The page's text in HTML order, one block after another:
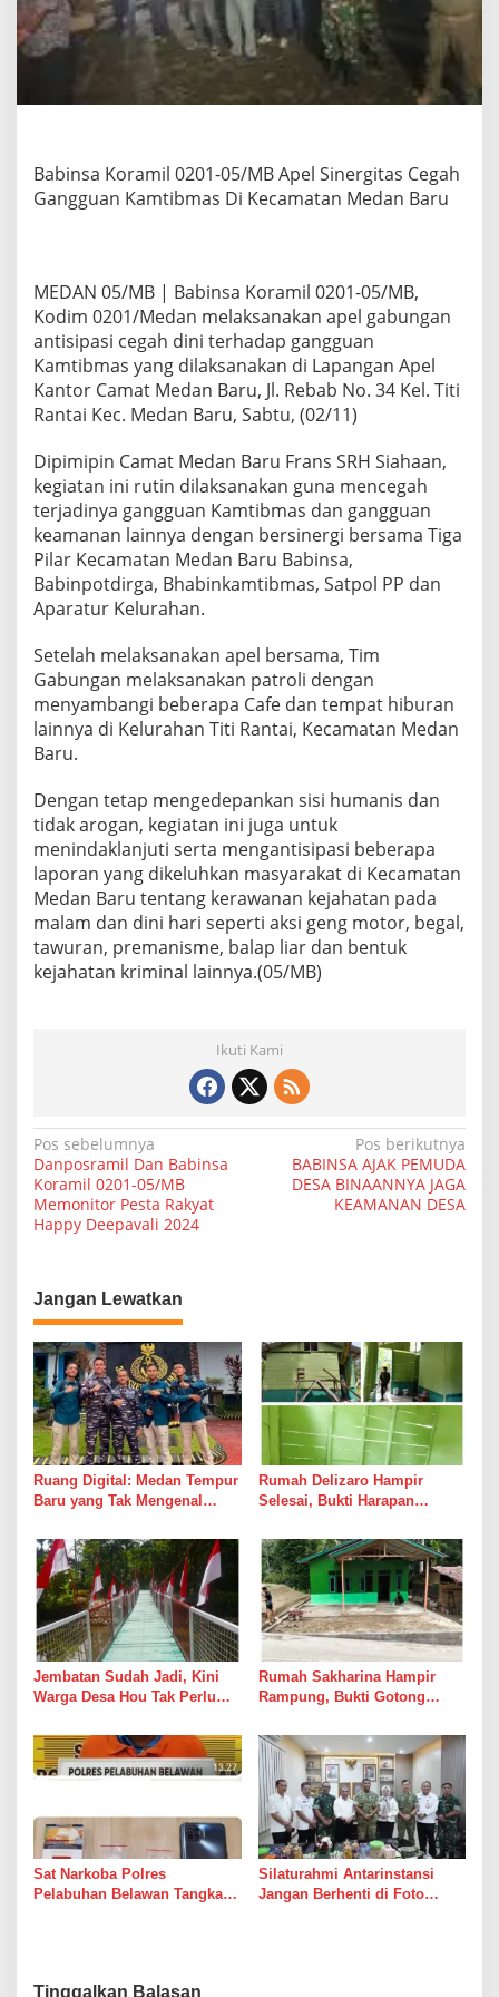
5
/
M
B
A
l
S
i
g
i
t
a
s
C
e
a
h
G
a
n
g
g
u
a
K
a
m
t
i
a
s
D
i
K
e
a
m
d
n
B
a
r
u
Babinsa Koramil 0201-05/MB Apel Sinergitas Cegah
Gangguan Kamtibmas Di Kecamatan Medan Baru
MEDAN 05/MB | Babinsa Koramil 0201-05/MB,
Kodim 0201/Medan melaksanakan apel gabungan
antisipasi cegah dini terhadap gangguan
Kamtibmas yang dilaksanakan di Lapangan Apel
Kantor Camat Medan Baru, Jl. Rebab No. 34 Kel. Titi
Rantai Kec. Medan Baru, Sabtu, (02/11)
Dipimipin Camat Medan Baru Frans SRH Siahaan,
kegiatan ini rutin dilaksanakan guna mencegah
terjadinya gangguan Kamtibmas dan gangguan
keamanan lainnya dengan bersinergi bersama Tiga
Pilar Kecamatan Medan Baru Babinsa,
Babinpotdirga, Bhabinkamtibmas, Satpol PP dan
Aparatur Kelurahan.
Setelah melaksanakan apel bersama, Tim
Gabungan melaksanakan patroli dengan
menyambangi beberapa Cafe dan tempat hiburan
lainnya di Kelurahan Titi Rantai, Kecamatan Medan
Baru.
Dengan tetap mengedepankan sisi humanis dan
tidak arogan, kegiatan ini juga untuk
menindaklanjuti serta mengantisipasi beberapa
laporan yang dikeluhkan masyarakat di Kecamatan
Medan Baru tentang kerawanan kejahatan pada
malam dan dini hari seperti aksi geng motor, begal,
tawuran, premanisme, balap liar dan bentuk
kejahatan kriminal lainnya.(05/MB)
Ikuti Kami
N
a
v
a
s
i
p
o
s
Pos sebelumnya
Danposramil Dan Babinsa
Koramil 0201-05/MB
Memonitor Pesta Rakyat
Happy Deepavali 2024
Pos berikutnya
BABINSA AJAK PEMUDA
DESA BINAANNYA JAGA
KEAMANAN DESA
Jangan Lewatkan
Ruang Digital: Medan Tempur
Baru yang Tak Mengenal
Rumah Delizaro Hampir
Selesai, Bukti Harapan
Suara Palu dan Semen
Jembatan Sudah Jadi, Kini
Warga Desa Hou Tak Perlu
Sungai
Rumah Sakharina Hampir
Rampung, Bukti Gotong
dari Janji Banyak Orang
Sat Narkoba Polres
Pelabuhan Belawan Tangkap
Silaturahmi Antarinstansi
Jangan Berhenti di Foto
Tinggalkan Balasan